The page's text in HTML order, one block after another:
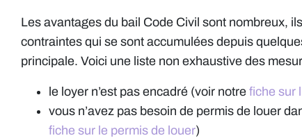
Les avantages du bail Code Civil sont nombreux,
contraintes qui se sont accumulées depuis
principale. Voici une liste non exhaustive des
le loyer n’est pas encadré (voir notre fiche sur
vous n’avez pas besoin de permis de louer
fiche sur le permis de louer)